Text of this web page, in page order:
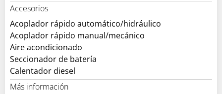
Accesorios
Acoplador rápido automático/hidráulico
Acoplador rápido manual/mecánico
Aire acondicionado
Seccionador de batería
Calentador diesel
Más información